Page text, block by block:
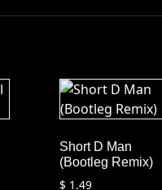
Short D Man
(Bootleg Remix)
$ 1.49